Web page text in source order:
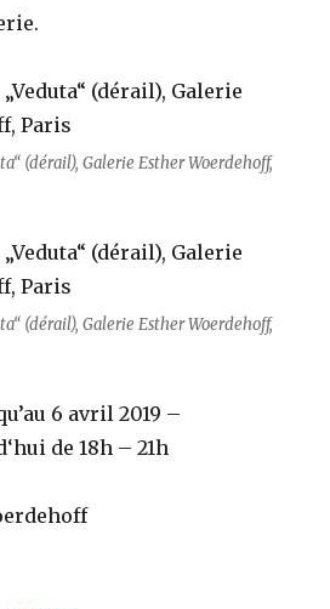
(dérail), Galerie Esther Woerdehoff,
(dérail), Galerie Esther Woerdehoff,
6 avril 2019 –
de 18h – 21h